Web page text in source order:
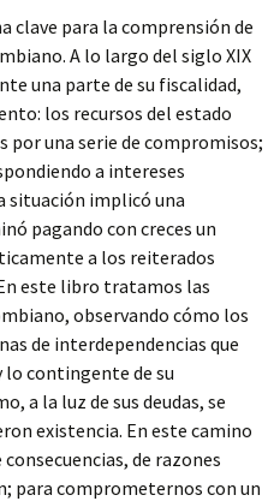
2017
clave para la comprensión de
A lo largo del siglo XIX
una parte de su fiscalidad,
los recursos del estado
una serie de compromisos;
a intereses
situación implicó una
pagando con creces un
a los reiterados
este libro tratamos las
observando cómo los
de interdependencias que
contingente de su
a la luz de sus deudas, se
existencia. En este camino
de razones
para comprometernos con un